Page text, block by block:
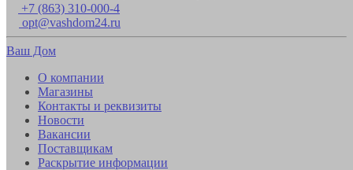
+7 (863) 310-000-4
opt@vashdom24.ru
Ваш Дом
О компании
Магазины
Контакты и реквизиты
Новости
Вакансии
Поставщикам
Раскрытие информации